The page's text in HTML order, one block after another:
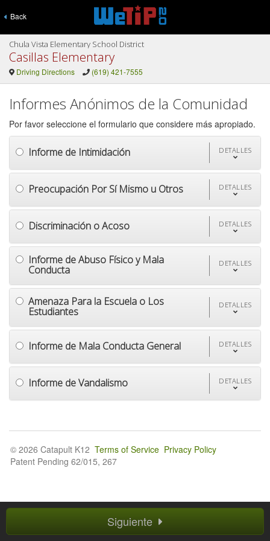
Back
Chula Vista Elementary School District
Casillas Elementary
Driving Directions (619) 421-7555
Informes Anónimos de la Comunidad
Por favor seleccione el formulario que considere más apropiado.
Informe de Intimidación DETALLES
Preocupación Por Sí Mismo u Otros DETALLES
Discriminación o Acoso DETALLES
Informe de Abuso Físico y Mala
Conducta
DETALLES
Amenaza Para la Escuela o Los
Estudiantes
DETALLES
Informe de Mala Conducta General DETALLES
Informe de Vandalismo DETALLES
Siguiente
© 2026 Catapult K12 Terms of Service Privacy Policy
Patent Pending 62/015, 267